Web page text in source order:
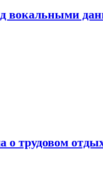
вокальными
о трудовом